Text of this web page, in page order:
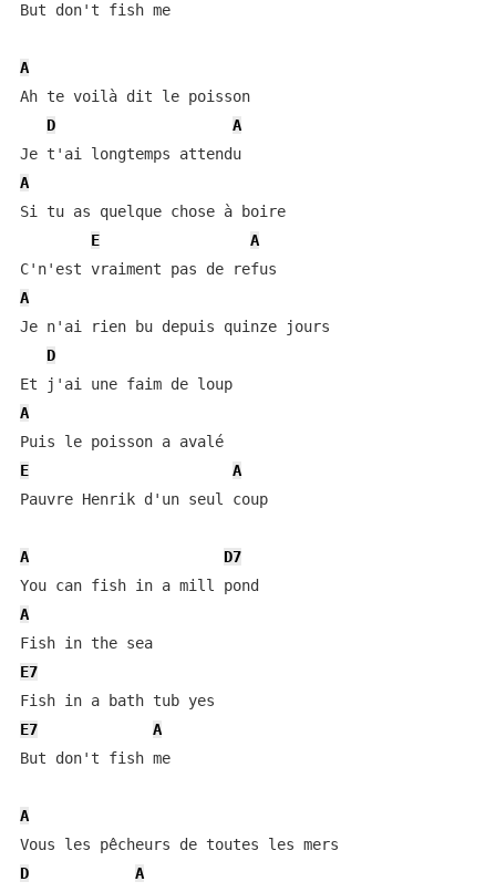
But don't fish me
A
Ah te voilà dit le poisson
D
A
Je t'ai longtemps attendu
A
Si tu as quelque chose à boire
E
A
A
Je n'ai rien bu depuis quinze jours
D
Et j'ai une faim de loup
A
Puis le poisson a avalé
E
A
Pauvre Henrik d'un seul coup
A
D7
A
Fish in the sea
E7
E7
A
But don't fish me
A
D
A